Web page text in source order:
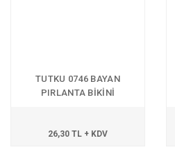
TUTKU 0746 BAYAN
PIRLANTA BİKİNİ
26,30 TL + KDV